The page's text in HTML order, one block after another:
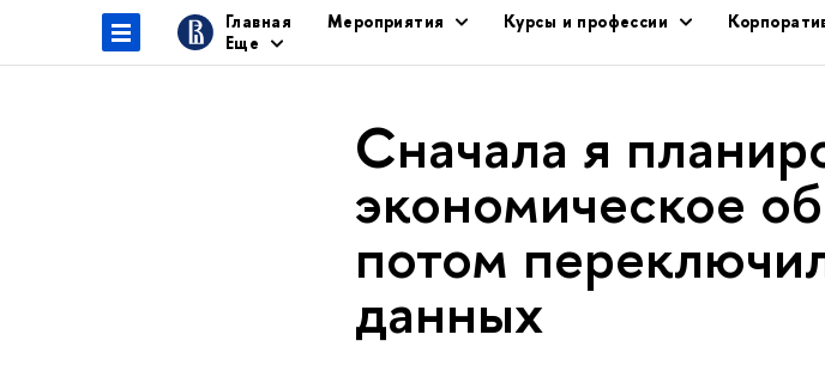
Главная Мероприятия Курсы и профессии
Еще
Сначала я
экономическое
потом
данных